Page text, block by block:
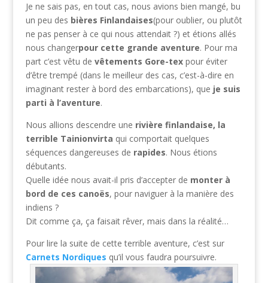
Je ne sais pas, en tout cas, nous avions bien mangé, bu
un peu des bières Finlandaises(pour oublier, ou plutôt
ne pas penser à ce qui nous attendait ?) et étions allés
nous changerpour cette grande aventure. Pour ma
part c’est vêtu de vêtements Gore-texpour éviter
d’être trempé (dans le meilleur des cas, c’est-à-dire en
imaginant rester à bord des embarcations), que je suis
parti à l’aventure.
Nous allions descendre une rivière finlandaise, la
terrible Tainionvirta qui comportait quelques
séquences dangereuses de rapides. Nous étions
débutants.
Quelle idée nous avait-il pris d’accepter de monter à
bord de ces canoës, pour naviguer à la manière des
indiens ?
Dit comme ça, ça faisait rêver, mais dans la réalité…
Pour lire la suite de cette terrible aventure, c’est sur
Carnets Nordiques qu’il vous faudra poursuivre.